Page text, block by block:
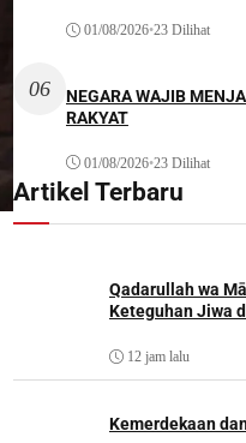
01/08/2026•23 Dilihat
06
NEGARA WAJIB
RAKYAT
01/08/2026•23 Dilihat
Artikel Terbaru
Qadarullah wa
Keteguhan Jiwa
12 jam lalu
Kemerdekaan